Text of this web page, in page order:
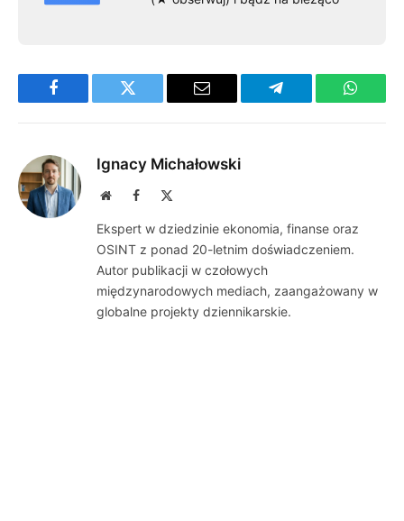
Facebook Twitter Email Telegram
Ignacy Michałowski
WebsiteFacebook
Ekspert w dziedzinie ekonomia, finanse oraz
OSINT z ponad 20-letnim doświadczeniem.
Autor publikacji w czołowych
międzynarodowych mediach, zaangażowany w
globalne projekty dziennikarskie.